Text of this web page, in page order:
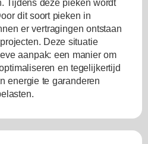
Tijdens deze pieken wordt
dit soort pieken in
er vertragingen ontstaan
Deze situatie
aanpak: een manier om
en tegelijkertijd
energie te garanderen